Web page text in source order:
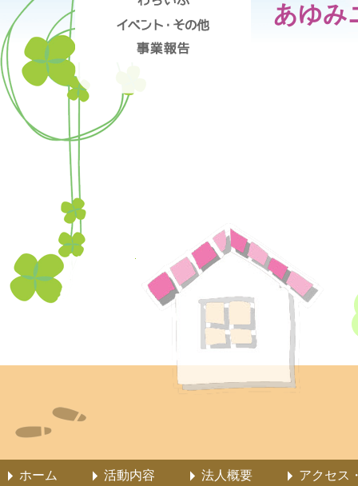
あゆみ
ホーム 活動内容 法人概要 アクセス